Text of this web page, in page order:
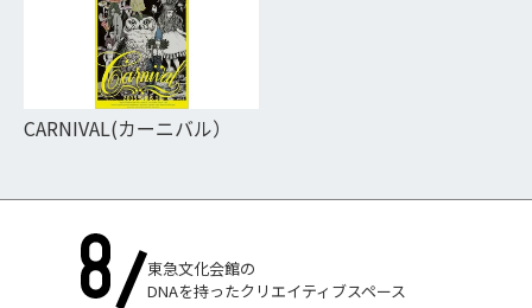
CARNIVAL(カーニバル）
東急文化会館の
DNAを持ったクリエイティブスペース